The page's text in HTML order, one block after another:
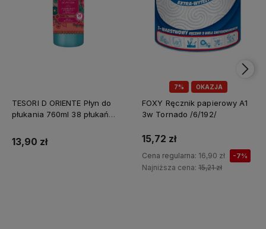
TESORI D ORIENTE Płyn do
płukania 760ml 38 płukań
13,90 zł
7% OKAZJA
FOXY Ręcznik papierowy A1
3w Tornado /6/192/
15,72 zł
Cena regularna: 16,90 zł -7%
Najniższa cena: 15,21 zł